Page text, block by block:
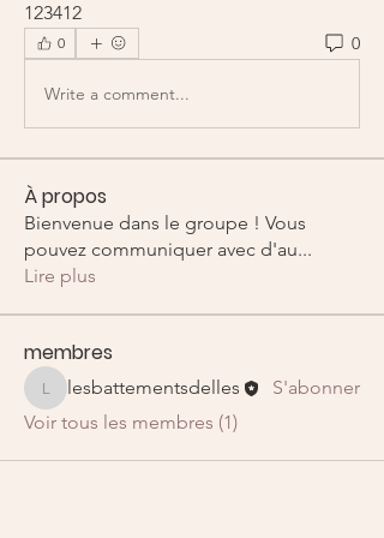
123412
0 0
Write a comment...
À propos
Bienvenue dans le groupe ! Vous
pouvez communiquer avec d'au...
Lire plus
membres
lesbattementsdelles
lesbattementsdelles
S'abonner
Voir tous les membres (1)